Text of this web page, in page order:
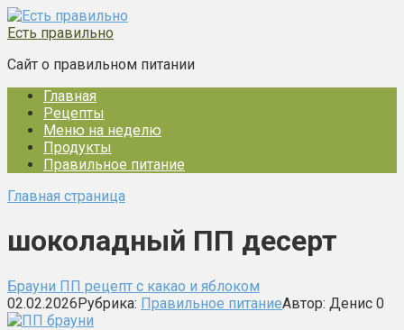
Перейти
к
Есть правильно
Сайт о правильном питании
Главная
Рецепты
Меню на неделю
Продукты
Правильное питание
Главная страница
шоколадный ПП десерт
Брауни ПП рецепт с какао и яблоком
02.02.2026Рубрика: Правильное питаниеАвтор: Денис 0